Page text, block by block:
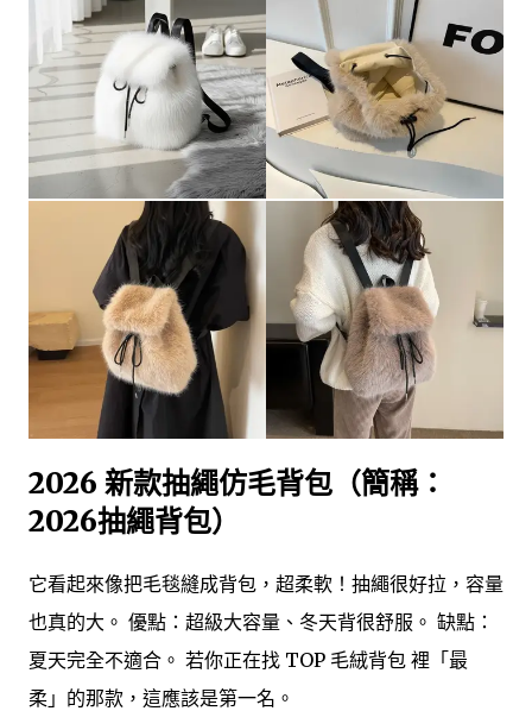
2026 新款抽繩仿毛背包（簡稱：
2026抽繩背包）
它看起來像把毛毯縫成背包，超柔軟！抽繩很好拉，容量
也真的大。 優點：超級大容量、冬天背很舒服。 缺點：
夏天完全不適合。 若你正在找 TOP 毛絨背包 裡「最
柔」的那款，這應該是第一名。